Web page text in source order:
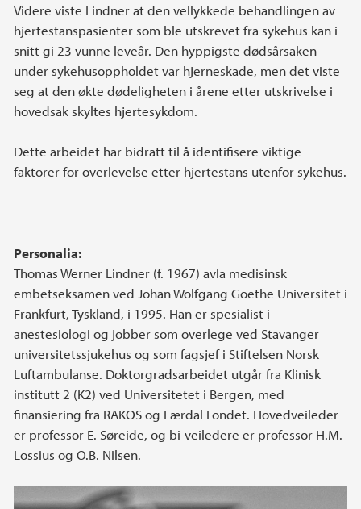
Videre viste Lindner at den vellykkede behandlingen av
hjertestanspasienter som ble utskrevet fra sykehus kan i
snitt gi 23 vunne leveår. Den hyppigste dødsårsaken
under sykehusoppholdet var hjerneskade, men det viste
seg at den økte dødeligheten i årene etter utskrivelse i
hovedsak skyltes hjertesykdom.
Dette arbeidet har bidratt til å identifisere viktige
faktorer for overlevelse etter hjertestans utenfor sykehus.
Personalia:
Thomas Werner Lindner (f. 1967) avla medisinsk
embetseksamen ved Johan Wolfgang Goethe Universitet i
Frankfurt, Tyskland, i 1995. Han er spesialist i
anestesiologi og jobber som overlege ved Stavanger
universitetssjukehus og som fagsjef i Stiftelsen Norsk
Luftambulanse. Doktorgradsarbeidet utgår fra Klinisk
institutt 2 (K2) ved Universitetet i Bergen, med
finansiering fra RAKOS og Lærdal Fondet. Hovedveileder
er professor E. Søreide, og bi-veiledere er professor H.M.
Lossius og O.B. Nilsen.